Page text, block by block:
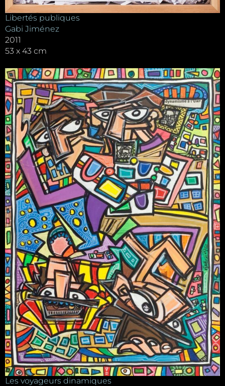
Libertés publiques
Gabi Jiménez
2011
53 x 43 cm
Les voyageurs dinamiques